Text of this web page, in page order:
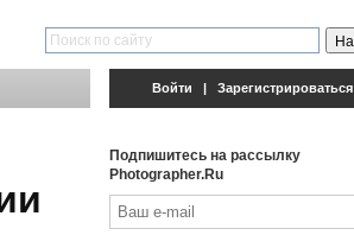
Войти | Зарегистрироваться